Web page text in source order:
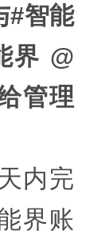
#智能
界 @
管理
内完
界账